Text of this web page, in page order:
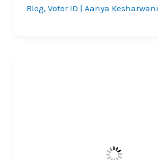
Blog, Voter ID | Aanya Kesharwani